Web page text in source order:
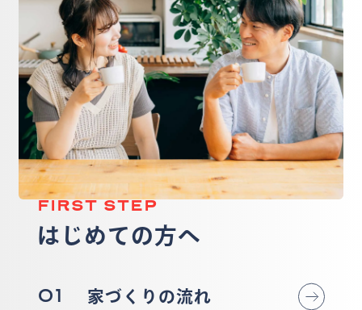
FIRST STEP
はじめての方へ
01 家づくりの流れ